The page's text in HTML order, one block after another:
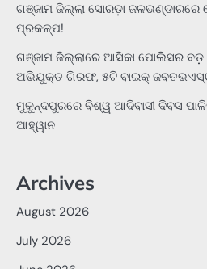
ଗଞ୍ଜାମ ଜିଲ୍ଲା ସୋରଡ଼ା ଜଳଭଣ୍ଡାରରେ
ପ୍ରକଳ୍ପ!
ଗଞ୍ଜାମ ଜିଲ୍ଲାରେ ଆସିକା ପୋଲିସର
ଅଭିଯୁକ୍ତ ଗିରଫ, ୫ଟି ବାଇକ୍
ମୁକୁନ୍ଦପୁରରେ ବିଶ୍ୱ ଆଦିବାସୀ ଦିବସ
ଆହ୍ୱାନ
Archives
August 2026
July 2026